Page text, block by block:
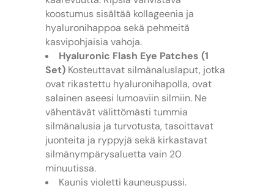
koostumus sisältää kollageenia ja
hyaluronihappoa sekä pehmeitä
kasvipohjaisia vahoja.
Hyaluronic Flash Eye Patches (1
Set) Kosteuttavat silmänaluslaput, jotka
ovat rikastettu hyaluronihapolla, ovat
salainen aseesi lumoaviin silmiin. Ne
vähentävät välittömästi tummia
silmänalusia ja turvotusta, tasoittavat
juonteita ja ryppyjä sekä kirkastavat
silmänympärysaluetta vain 20
minuutissa.
Kaunis violetti kauneuspussi.